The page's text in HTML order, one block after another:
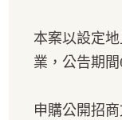
本案以設定
業，公告期間
申購公開招